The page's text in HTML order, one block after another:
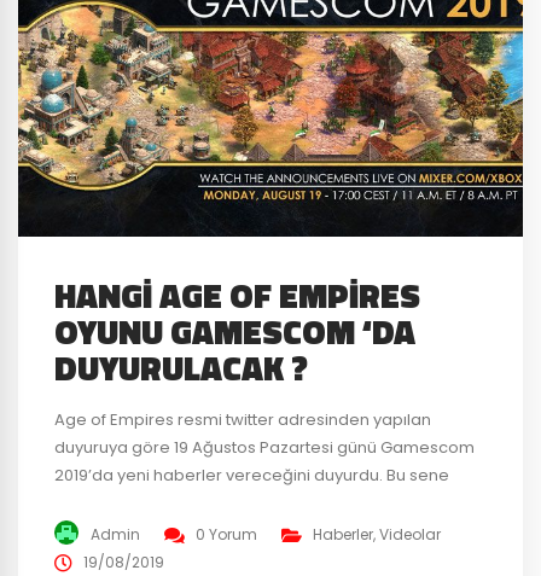
HANGI AGE OF EMPIRES
OYUNU GAMESCOM ‘DA
DUYURULACAK ?
Age of Empires resmi twitter adresinden yapılan
duyuruya göre 19 Ağustos Pazartesi günü Gamescom
2019’da yeni haberler vereceğini duyurdu. Bu sene
etkinliğinde bir çok yapımcı ve yayımcı her sene
olduğu gibi oyunlarından son dakika haberleri oyun
Admin 0 Yorum Haberler,Videolar
19/08/2019